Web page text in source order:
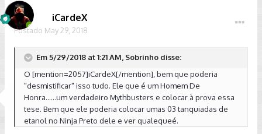
iCardeX
Postado May 29, 2018
Em 5/29/2018 at 1:21 AM, Sobrinho disse:
O [mention=2057]iCardeX[/mention], bem que poderia
"desmistificar" isso tudo. Ele que é um Homem De
Honra......um verdadeiro Mythbusters e colocar à prova essa
tese. Bem que ele poderia colocar umas 03 tanquiadas de
etanol no Ninja Preto dele e ver qualequeé.